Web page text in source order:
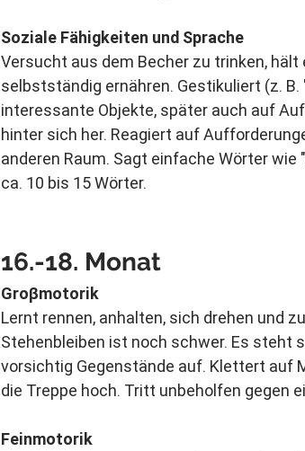
Soziale Fähigkeiten und Sprache
Versucht aus dem Becher zu trinken,
selbstständig ernähren. Gestikuliert (z. B.
interessante Objekte, später auch auf
hinter sich her. Reagiert auf
anderen Raum. Sagt einfache Wörter wie
ca. 10 bis 15 Wörter.
16.-18. Monat
Groβmotorik
Lernt rennen, anhalten, sich drehen und
Stehenbleiben ist noch schwer. Es steht
vorsichtig Gegenstände auf. Klettert auf
die Treppe hoch. Tritt unbeholfen gegen
Feinmotorik